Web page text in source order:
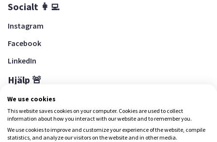
Socialt 👩‍💻
Instagram
Facebook
LinkedIn
Hjälp 🚨
Hjälpcenter
Ladda ned Yepstr
We use cookies
This website saves cookies on your computer. Cookies are used to collect
information about how you interact with our website and to remember you.
We use cookies to improve and customize your experience of the website, compile
statistics, and analyze our visitors on the website and in other media.